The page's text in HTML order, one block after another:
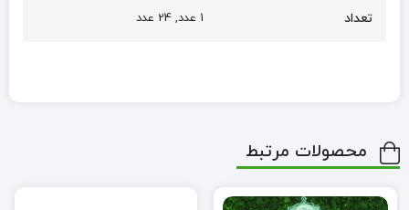
تعداد 1 عدد, 24 عدد
محصولات مرتبط